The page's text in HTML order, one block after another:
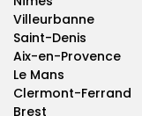
Villeurbanne
Saint-Denis
Aix-en-Provence
Le Mans
Clermont-Ferrand
Brest